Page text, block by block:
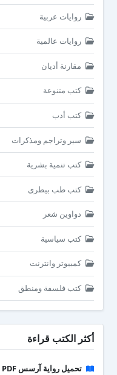
روايات عربية
روايات عالمية
مقارنة أديان
كتب متنوعة
كتب أدب
سير وتراجم ومذكرات
كتب تنمية بشرية
كتب طب بيطرى
دواوين شعر
كتب سياسية
كمبيوتر وانترنت
كتب فلسفة ومنطق
أكثر الكتب قراءة
تحميل رواية آرسس PDF أحمد آل حمدان